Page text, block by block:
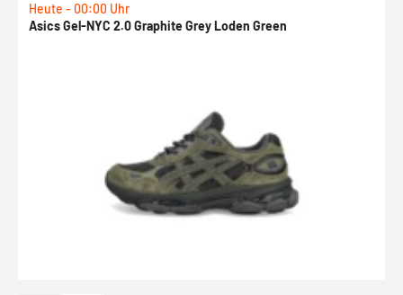
Heute - 00:00 Uhr
Asics Gel-NYC 2.0 Graphite Grey Loden Green